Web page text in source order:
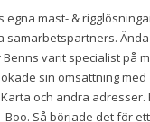
egna mast- &
samarbetspartners.
varit specialist på
sin omsättning med
och andra adresser.
Boo. Så började det för